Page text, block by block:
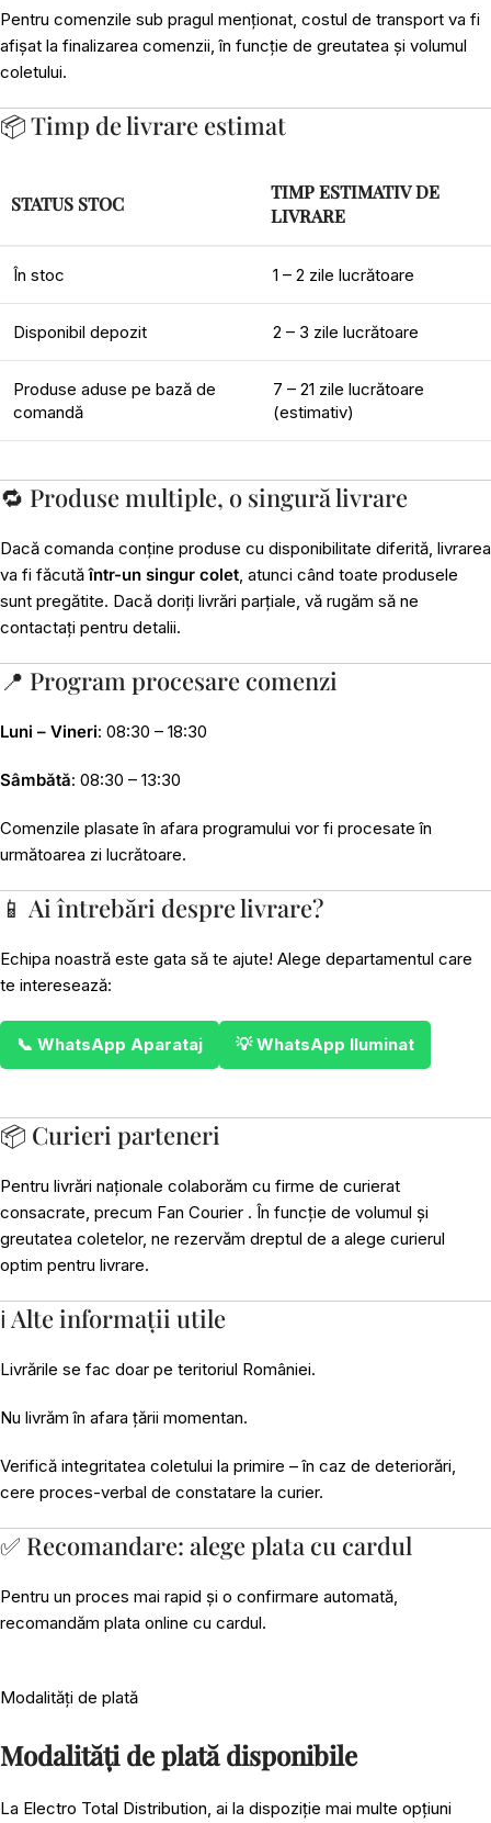
Pentru comenzile sub pragul menționat, costul de transport va fi
afișat la finalizarea comenzii, în funcție de greutatea și volumul
coletului.
📦 Timp de livrare estimat
STATUS STOC
TIMP ESTIMATIV DE
LIVRARE
În stoc 1 – 2 zile lucrătoare
Disponibil depozit 2 – 3 zile lucrătoare
Produse aduse pe bază de
comandă
7 – 21 zile lucrătoare
(estimativ)
🔁 Produse multiple, o singură livrare
Dacă comanda conține produse cu disponibilitate diferită, livrarea
va fi făcutăîntr-un singur colet, atunci când toate produsele
sunt pregătite. Dacă doriți livrări parțiale, vă rugăm să ne
contactați pentru detalii.
📍 Program procesare comenzi
Luni – Vineri: 08:30 – 18:30
Sâmbătă: 08:30 – 13:30
Comenzile plasate în afara programului vor fi procesate în
următoarea zi lucrătoare.
📱 Ai întrebări despre livrare?
Echipa noastră este gata să te ajute! Alege departamentul care
te interesează:
📞 WhatsApp Aparataj 💡 WhatsApp Iluminat
📦 Curieri parteneri
Pentru livrări naționale colaborăm cu firme de curierat
consacrate, precum Fan Courier . În funcție de volumul și
greutatea coletelor, ne rezervăm dreptul de a alege curierul
optim pentru livrare.
ℹ️ Alte informații utile
Livrările se fac doar pe teritoriul României.
Nu livrăm în afara țării momentan.
Verifică integritatea coletului la primire – în caz de deteriorări,
cere proces-verbal de constatare la curier.
✅ Recomandare: alege plata cu cardul
Pentru un proces mai rapid și o confirmare automată,
recomandăm plata online cu cardul.
Modalități de plată
Modalități de plată disponibile
La Electro Total Distribution, ai la dispoziție mai multe opțiuni